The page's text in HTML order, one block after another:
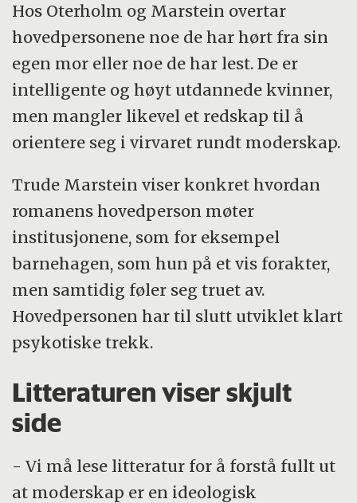
Hos Oterholm og Marstein overtar
hovedpersonene noe de har hørt fra sin
egen mor eller noe de har lest. De er
intelligente og høyt utdannede kvinner,
men mangler likevel et redskap til å
orientere seg i virvaret rundt moderskap.
Trude Marstein viser konkret hvordan
romanens hovedperson møter
institusjonene, som for eksempel
barnehagen, som hun på et vis forakter,
men samtidig føler seg truet av.
Hovedpersonen har til slutt utviklet klart
psykotiske trekk.
Litteraturen viser skjult
side
- Vi må lese litteratur for å forstå fullt ut
at moderskap er en ideologisk